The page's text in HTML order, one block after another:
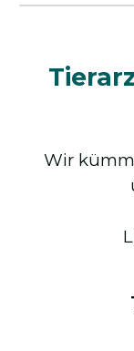
Wir